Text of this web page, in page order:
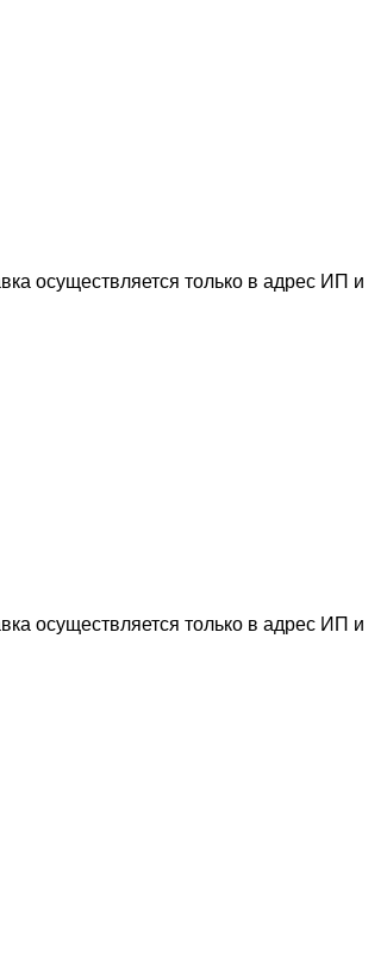
осуществляется только в адрес ИП и
осуществляется только в адрес ИП и